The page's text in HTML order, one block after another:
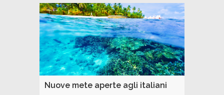
Nuove mete aperte agli italiani